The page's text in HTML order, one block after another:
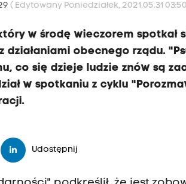
( Edytowany Poniedziałek, 2021.05.31
w środę wieczorem
działaniami obecnego rządu.
co się dzieje ludzie znów są
w spotkaniu z cyklu
Udostępnij